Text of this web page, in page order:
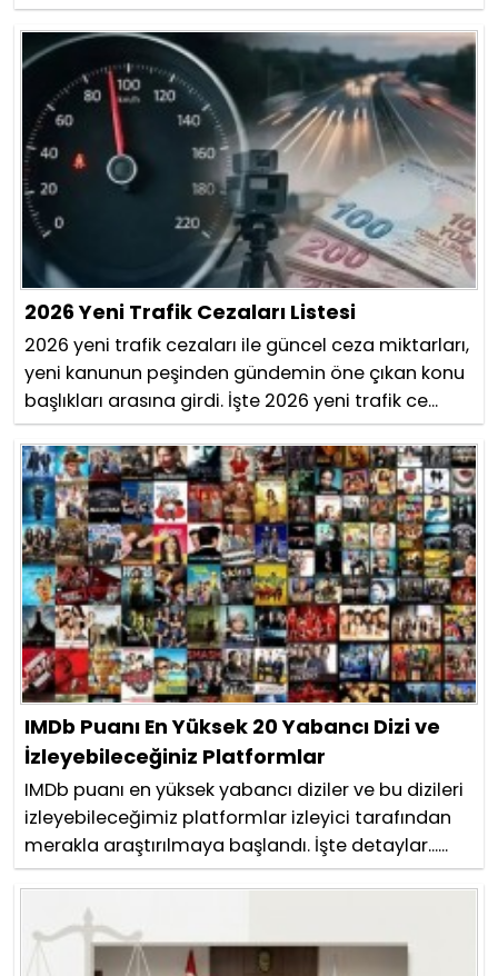
2026 Yeni Trafik Cezaları Listesi
2026 yeni trafik cezaları ile güncel ceza miktarları,
yeni kanunun peşinden gündemin öne çıkan konu
başlıkları arasına girdi. İşte 2026 yeni trafik ce...
IMDb Puanı En Yüksek 20 Yabancı Dizi ve
İzleyebileceğiniz Platformlar
IMDb puanı en yüksek yabancı diziler ve bu dizileri
izleyebileceğimiz platformlar izleyici tarafından
merakla araştırılmaya başlandı. İşte detaylar......